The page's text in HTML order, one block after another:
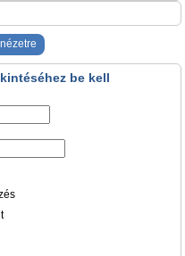
be kell